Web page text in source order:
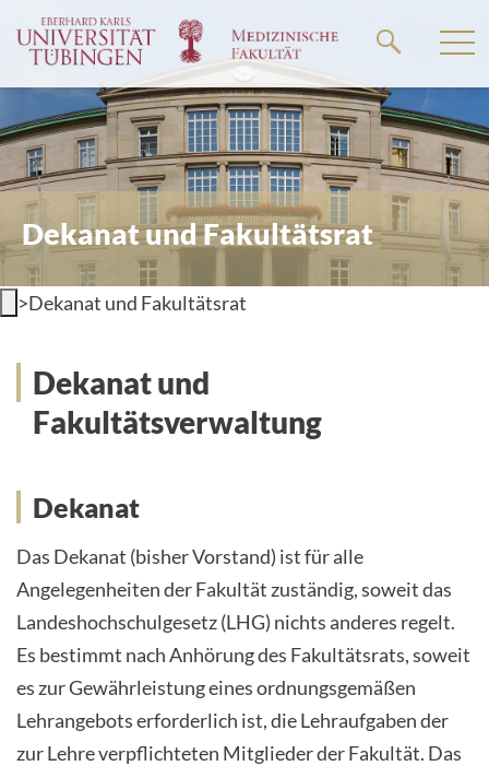
main
content
Dekanat und Fakultätsrat
>Dekanat und Fakultätsrat
Dekanat und
Fakultätsverwaltung
Dekanat
Das Dekanat (bisher Vorstand) ist für alle
Angelegenheiten der Fakultät zuständig, soweit das
Landeshochschulgesetz (LHG) nichts anderes regelt.
Es bestimmt nach Anhörung des Fakultätsrats, soweit
es zur Gewährleistung eines ordnungsgemäßen
Lehrangebots erforderlich ist, die Lehraufgaben der
zur Lehre verpflichteten Mitglieder der Fakultät. Das